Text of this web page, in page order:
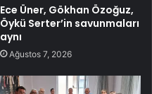
Ece Üner, Gökhan Özoğuz,
Öykü Serter’in savunmaları
aynı
Ağustos 7, 2026